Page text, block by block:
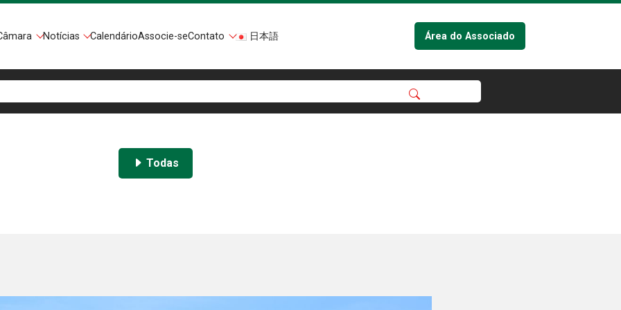
Notícias CalendárioAssocie-seContato 日本語 Área do Associado
Todas